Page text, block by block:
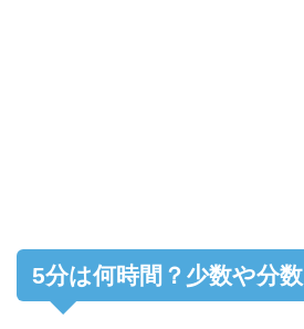
5分は何時間？少数や分数